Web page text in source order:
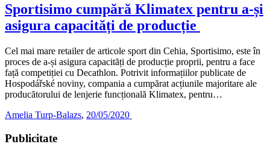
Sportisimo cumpără Klimatex pentru a-și
asigura capacități de producție
Cel mai mare retailer de articole sport din Cehia, Sportisimo, este în
proces de a-și asigura capacități de producție proprii, pentru a face
față competiției cu Decathlon. Potrivit informațiilor publicate de
Hospodářské noviny, compania a cumpărat acțiunile majoritare ale
producătorului de lenjerie funcțională Klimatex, pentru…
Amelia Turp-Balazs, 20/05/2020
Publicitate